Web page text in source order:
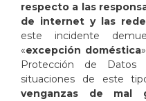
respecto a las
de internet y las
este incidente
«excepción doméstica
Protección de
situaciones de este
venganzas de mal